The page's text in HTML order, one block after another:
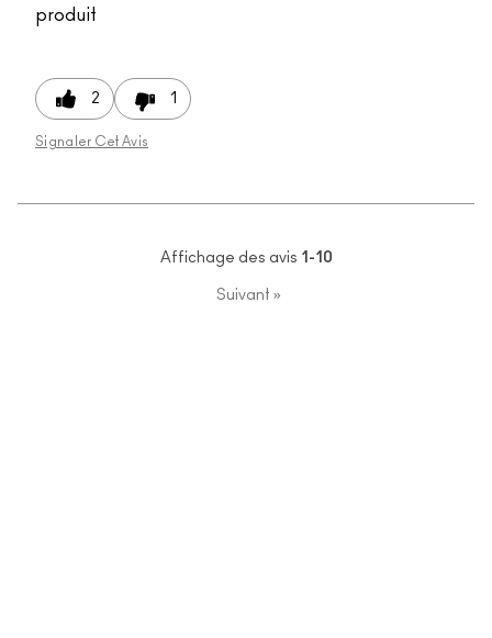
produit
2 1
Signaler Cet Avis
Affichage des avis 1-10
Suivant »